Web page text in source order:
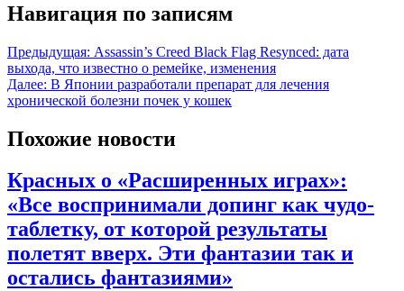
Навигация по записям
Предыдущая: Assassin’s Creed Black Flag Resynced: дата
выхода, что известно о ремейке, изменения
Далее: В Японии разработали препарат для лечения
хронической болезни почек у кошек
Похожие новости
Красных о «Расширенных играх»:
«Все воспринимали допинг как чудо-
таблетку, от которой результаты
полетят вверх. Эти фантазии так и
остались фантазиями»